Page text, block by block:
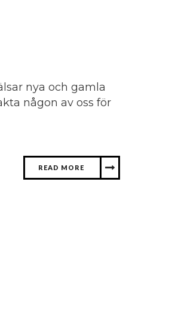
nya och gamla
någon av oss för
READ MORE